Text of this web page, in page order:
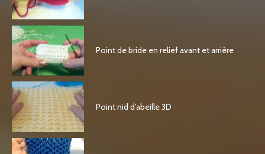
Point de bride en relief avant et arrière
Point nid d’abeille 3D